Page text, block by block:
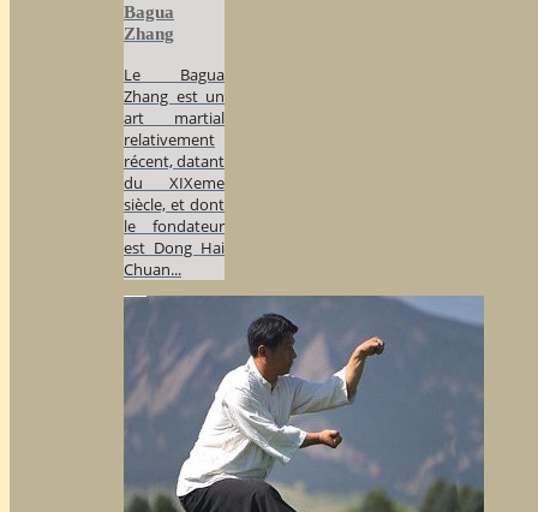
Bagua
Zhang
Le Bagua
Zhang est un
art martial
relativement
récent, datant
du XIXeme
siècle, et dont
le fondateur
est Dong Hai
Chuan...